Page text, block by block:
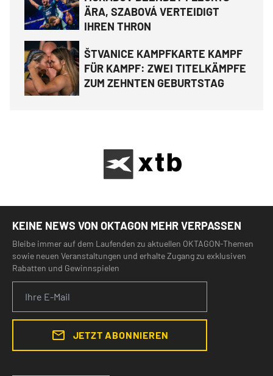
ÄRA, SZABOVÁ VERTEIDIGT
IHREN THRON
ŠTVANICE KAMPFKARTE KAMPF
FÜR KAMPF: ZWEI TITELKÄMPFE
ZUM ZEHNTEN GEBURTSTAG
KEINE NEWS VON OKTAGON MEHR VERPASSEN
Bleibe immer auf dem Laufenden zu aktuellen OKTAGON-Themen
sowie neuen Veranstaltungen und erhalte Zugang zu exklusiven
Rabatten und Gewinnspielen
JETZT ABONNIEREN